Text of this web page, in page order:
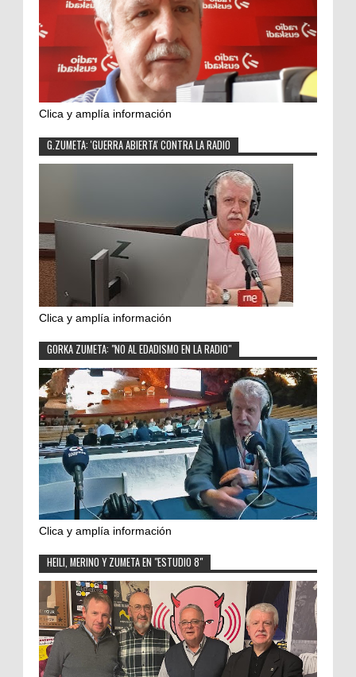
Clica y amplía información
G.ZUMETA: 'GUERRA ABIERTA' CONTRA LA RADIO
Clica y amplía información
GORKA ZUMETA: "NO AL EDADISMO EN LA RADIO"
Clica y amplía información
HEILI, MERINO Y ZUMETA EN "ESTUDIO 8"